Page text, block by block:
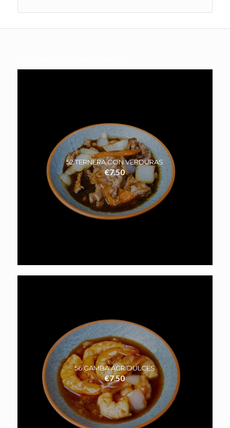
52.TERNERA CON VERDURAS
€7.50
56.GAMBA AGRIDULCES
€7.50